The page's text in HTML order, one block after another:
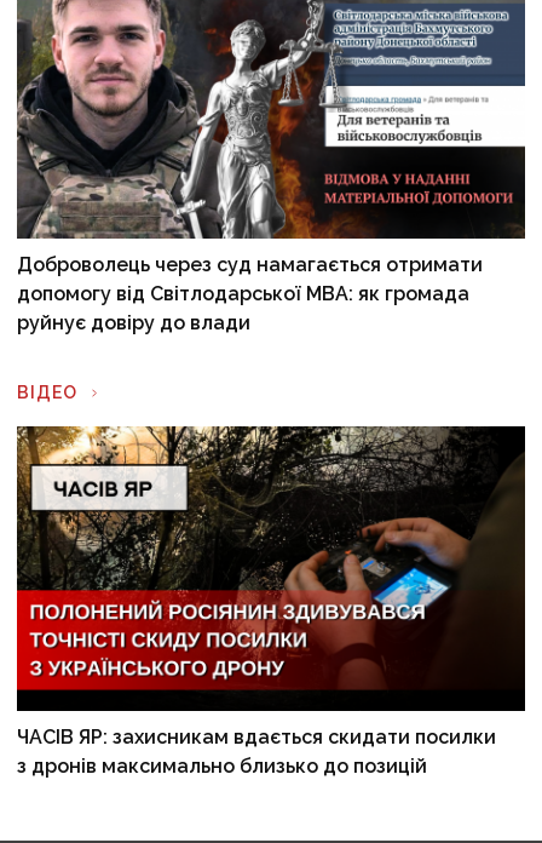
Доброволець через суд намагається отримати
допомогу від Світлодарської МВА: як громада
руйнує довіру до влади
ВІДЕО
ЧАСІВ ЯР: захисникам вдається скидати посилки
з дронів максимально близько до позицій